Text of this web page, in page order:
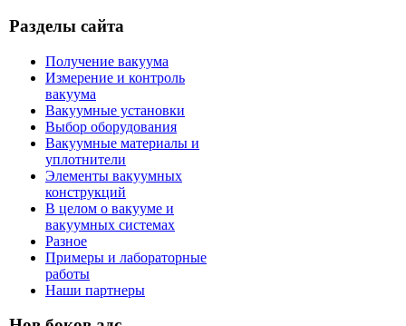
Разделы сайта
Получение вакуума
Измерение и контроль
вакуума
Вакуумные установки
Выбор оборудования
Вакуумные материалы и
уплотнители
Элементы вакуумных
конструкций
В целом о вакууме и
вакуумных системах
Разное
Примеры и лабораторные
работы
Наши партнеры